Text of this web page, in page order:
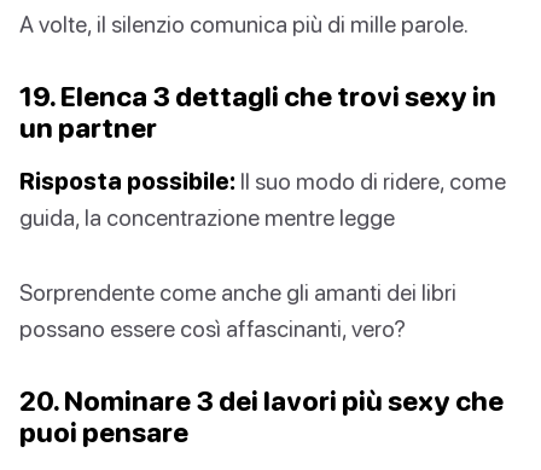
A volte, il silenzio comunica più di mille parole.
19. Elenca 3 dettagli che trovi sexy in
un partner
Risposta possibile: Il suo modo di ridere, come
guida, la concentrazione mentre legge
Sorprendente come anche gli amanti dei libri
possano essere così affascinanti, vero?
20. Nominare 3 dei lavori più sexy che
puoi pensare